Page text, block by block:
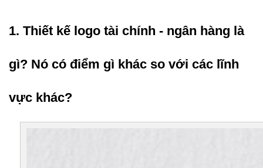
1. Thiết kế logo tài chính - ngân hàng là
gì? Nó có điểm gì khác so với các lĩnh
vực khác?